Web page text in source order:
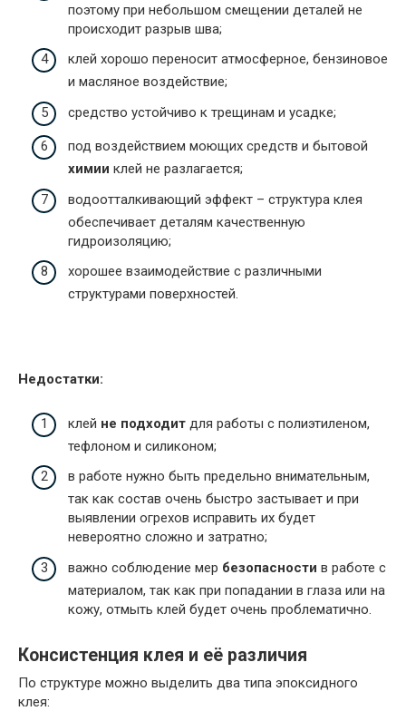
поэтому при небольшом смещении деталей не
происходит разрыв шва;
клей хорошо переносит атмосферное, бензиновое
и масляное воздействие;
средство устойчиво к трещинам и усадке;
под воздействием моющих средств и бытовой
химии клей не разлагается;
водоотталкивающий эффект – структура клея
обеспечивает деталям качественную
гидроизоляцию;
хорошее взаимодействие с различными
структурами поверхностей.
Недостатки:
клей не подходит для работы с полиэтиленом,
тефлоном и силиконом;
в работе нужно быть предельно внимательным,
так как состав очень быстро застывает и при
выявлении огрехов исправить их будет
невероятно сложно и затратно;
важно соблюдение мер безопасности в работе с
материалом, так как при попадании в глаза или на
кожу, отмыть клей будет очень проблематично.
Консистенция клея и её различия
По структуре можно выделить два типа эпоксидного
клея: